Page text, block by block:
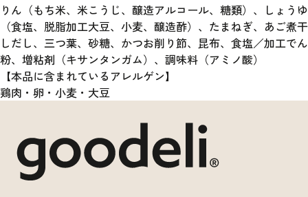
りん（もち米、米こうじ、醸造アルコール、糖類）、しょうゆ
（食塩、脱脂加工大豆、小麦、醸造酢）、たまねぎ、あご煮干
しだし、三つ葉、砂糖、かつお削り節、昆布、食塩／加工でん
粉、増粘剤（キサンタンガム）、調味料（アミノ酸）
【本品に含まれているアレルゲン】
鶏肉・卵・小麦・大豆